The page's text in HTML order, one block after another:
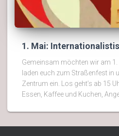
1. Mai:
Gemeinsam möchten wir am
laden euch zum Straßenfest in
Zentrum ein. Los geht’s ab 15
Essen, Kaffee und Kuchen,